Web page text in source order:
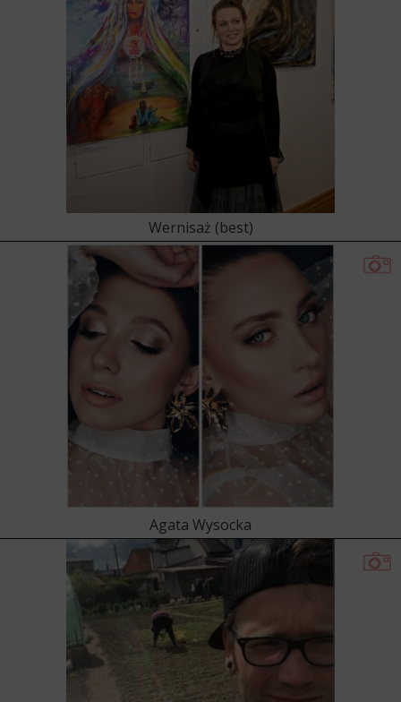
Wernisaż (best)
Agata Wysocka